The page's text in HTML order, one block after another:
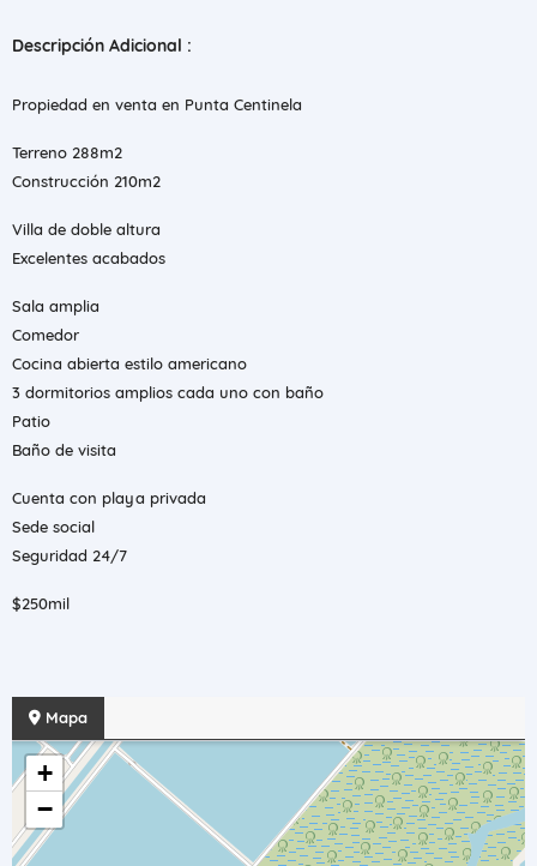
Descripción Adicional :
Propiedad en venta en Punta Centinela
Terreno 288m2
Construcción 210m2
Villa de doble altura
Excelentes acabados
Sala amplia
Comedor
Cocina abierta estilo americano
3 dormitorios amplios cada uno con baño
Patio
Baño de visita
Cuenta con playa privada
Sede social
Seguridad 24/7
$250mil
Mapa
+
−